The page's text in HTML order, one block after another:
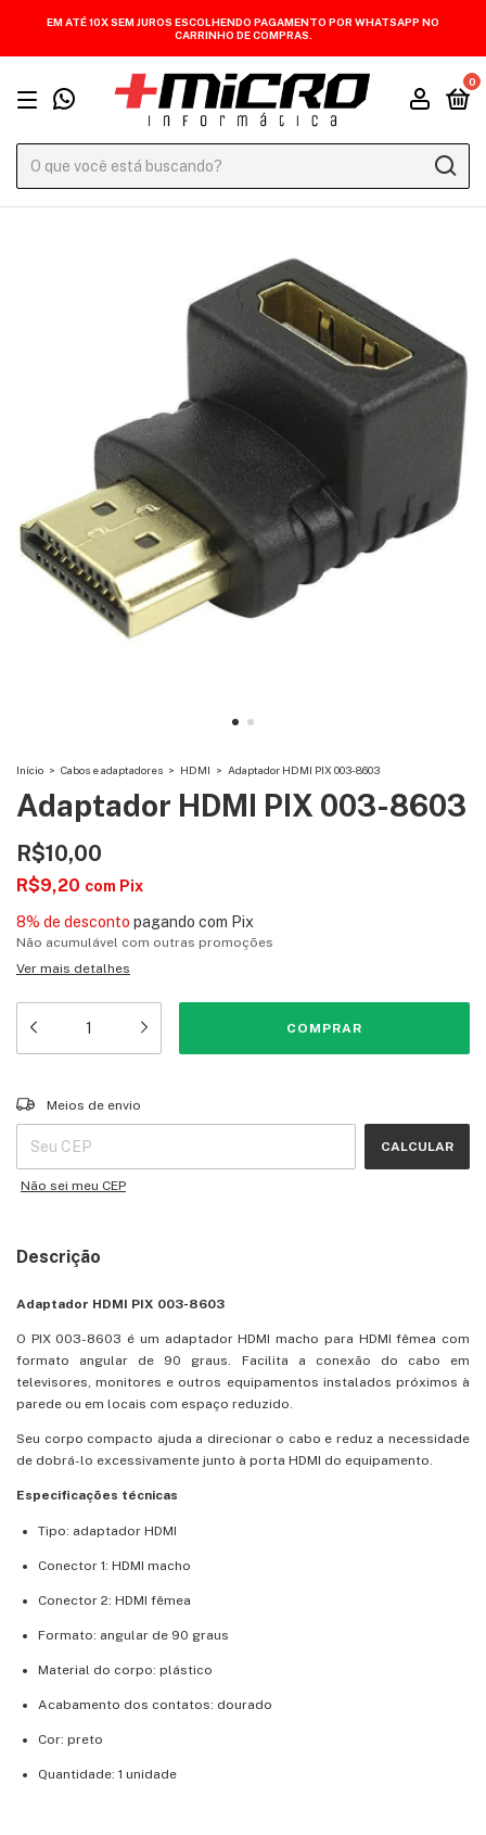
EM ATÉ 10X SEM JUROS ESCOLHENDO PAGAMENTO POR WHATSAPP NO
CARRINHO DE COMPRAS.
0
Início > Cabos e adaptadores > HDMI > Adaptador HDMI PIX 003-8603
Adaptador HDMI PIX 003-8603
R$10,00
R$9,20 com Pix
8% de desconto pagando com Pix
Não acumulável com outras promoções
Ver mais detalhes
Entregas para o CEP:
Meios de envio
CALCULAR
Não sei meu CEP
Descrição
Adaptador HDMI PIX 003-8603
O PIX 003-8603 é um adaptador HDMI macho para HDMI fêmea com
formato angular de 90 graus. Facilita a conexão do cabo em
televisores, monitores e outros equipamentos instalados próximos à
parede ou em locais com espaço reduzido.
Seu corpo compacto ajuda a direcionar o cabo e reduz a necessidade
de dobrá-lo excessivamente junto à porta HDMI do equipamento.
Especificações técnicas
Tipo: adaptador HDMI
Conector 1: HDMI macho
Conector 2: HDMI fêmea
Formato: angular de 90 graus
Material do corpo: plástico
Acabamento dos contatos: dourado
Cor: preto
Quantidade: 1 unidade